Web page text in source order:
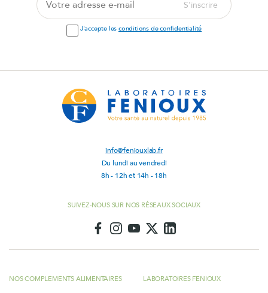
info@feniouxlab.fr
Du lundi au vendredi
8h - 12h et 14h - 18h
SUIVEZ-NOUS SUR NOS RÉSEAUX SOCIAUX
NOS COMPLEMENTS ALIMENTAIRES LABORATOIRES FENIOUX
adresse
e-
mail
S'inscrire
J'accepte les conditions de confidentialité